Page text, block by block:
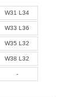
W31 L34
W33 L36
W35 L32
W38 L32
-